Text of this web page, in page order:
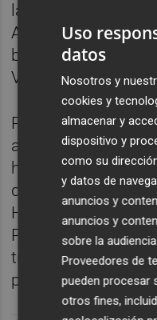
las impulsadas por
Adams, quienes
beneficios de sus
València a paliar
Para aquellas
asistir, pero
habilitado una Fila
destinada
Horta Sud, entidad
Producciones y
trabajado mano a
proyecto benéfico.
Uso
datos
Nosotros y
cookies y
almacenar y
dispositivo y
como su
y datos de
anuncios y
anuncios y
sobre la
Proveedores de
pueden procesar
otros fines,